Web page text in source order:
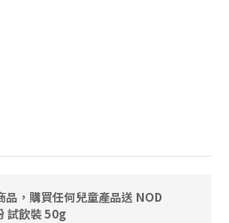
品，購買任何兒童產品送 NOD
試飲裝 50g